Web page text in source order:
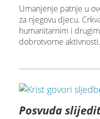
Umanjenje patnje u
za njegovu djecu.
humanitarnim i
dobrotvorne aktivnosti.
Posvuda